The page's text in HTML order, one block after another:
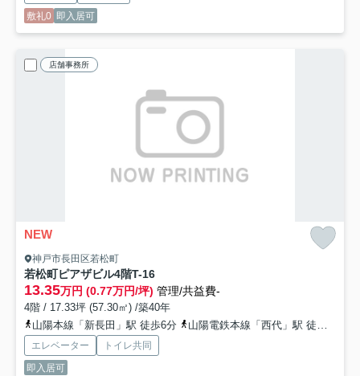
敷礼0 即入居可
店舗事務所
NEW
神戸市長田区若松町
若松町ピアザビル4階T-16
13.35万円 (0.77万円/坪) 管理/共益費-
4階 / 17.33坪 (57.30㎡) /築40年
山陽本線「新長田」駅 徒歩6分
山陽電鉄本線「西代」駅 徒歩11分
エレベーター
トイレ共同
即入居可